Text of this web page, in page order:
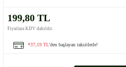
199,80 TL
Fiyatlara KDV dahildir.
*37,19 TL'den başlayan taksitlerle!